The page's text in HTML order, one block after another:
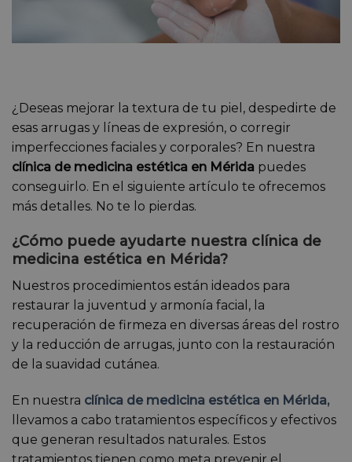
¿Deseas mejorar la textura de tu piel, despedirte de
esas arrugas y líneas de expresión, o corregir
imperfecciones faciales y corporales? En nuestra
clínica de medicina estética en Mérida puedes
conseguirlo. En el siguiente artículo te ofrecemos
más detalles. No te lo pierdas.
¿Cómo puede ayudarte nuestra clínica de
medicina estética en Mérida?
Nuestros procedimientos están ideados para
restaurar la juventud y armonía facial, la
recuperación de firmeza en diversas áreas del rostro
y la reducción de arrugas, junto con la restauración
de la suavidad cutánea.
En nuestra clínica de medicina estética en Mérida,
llevamos a cabo tratamientos específicos y efectivos
que generan resultados naturales. Estos
tratamientos tienen como meta prevenir el